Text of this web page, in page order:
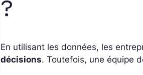
?
En utilisant les données, les
décisions. Toutefois, une équipe